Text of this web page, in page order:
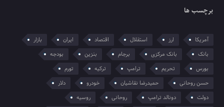
برچسب ها
آمریکا ارز استقلال اقتصاد ایران
بازار
بانک
بانک مرکزی برجام بنزین
بودجه
بورس
تحریم ترامپ ترکیه
تورم
حسن روحانی
حمیدرضا نقاشیان خودرو
دلار
دولت
دونالد ترامپ روحانی
روسیه